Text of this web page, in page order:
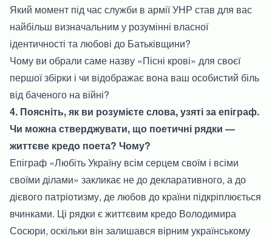
Який момент під час служби в армії УНР став для вас
найбільш визначальним у розумінні власної
ідентичності та любові до Батьківщини?
Чому ви обрали саме назву «Пісні крові» для своєї
першої збірки і чи відображає вона ваш особистий біль
від баченого на війні?
4. Поясніть, як ви розумієте слова, узяті за епіграф.
Чи можна стверджувати, що поетичні рядки —
життєве кредо поета? Чому?
Епіграф «Любіть Україну всім серцем своїм і всіми
своїми ділами» закликає не до декларативного, а до
дієвого патріотизму, де любов до країни підкріплюється
вчинками. Ці рядки є життєвим кредо Володимира
Сосюри, оскільки він залишався вірним українському